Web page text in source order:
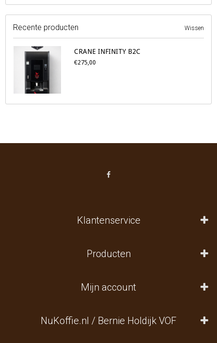
Recente producten Wissen
CRANE INFINITY B2C
€275,00
Klantenservice
Producten
Mijn account
NuKoffie.nl / Bernie Holdijk VOF